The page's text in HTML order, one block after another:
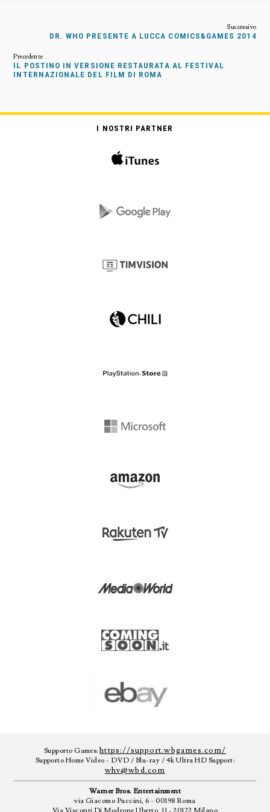
DR. WHO PRESENTE A LUCCA COMICS&GAMES 2014
IL POSTINO IN VERSIONE RESTAURATA AL FESTIVAL
INTERNAZIONALE DEL FILM DI ROMA
I NOSTRI PARTNER
Supporto Games:https://support.wbgames.com/
Supporto Home Video - DVD / Blu-ray / 4k Ultra HD Support:
whv@wbd.com
Warner Bros. Entertainment
via Giacomo Puccini, 6 - 00198 Roma